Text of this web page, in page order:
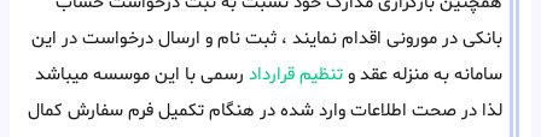
بانکی در مورونی اقدام نمایند ، ثبت نام و ارسال درخواست در این
سامانه به منزله عقد وتنظیم قرارداد رسمی با این موسسه میباشد
لذا در صحت اطلاعات وارد شده در هنگام تکمیل فرم سفارش کمال